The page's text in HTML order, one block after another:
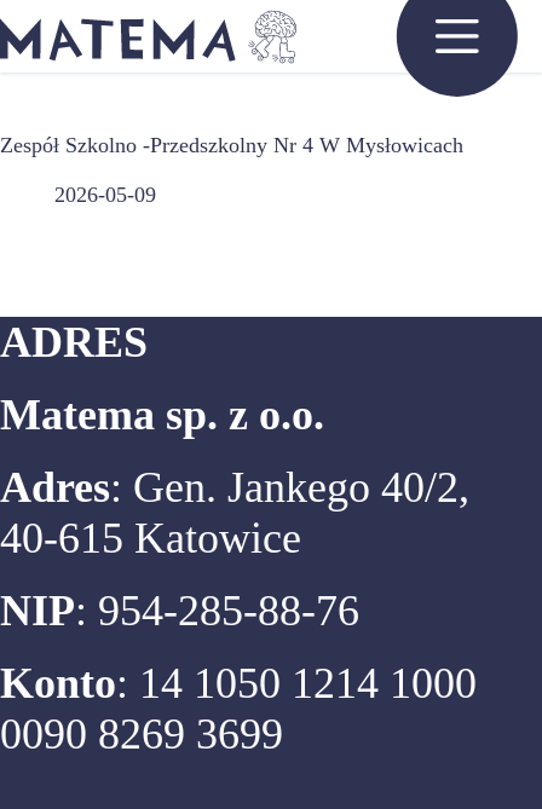
do
treści
Zespół Szkolno -Przedszkolny Nr 4 W Mysłowicach
2026-05-09
ADRES
Matema sp. z o.o.
Adres: Gen. Jankego 40/2,
40-615 Katowice
NIP: 954-285-88-76
Konto: 14 1050 1214 1000
0090 8269 3699